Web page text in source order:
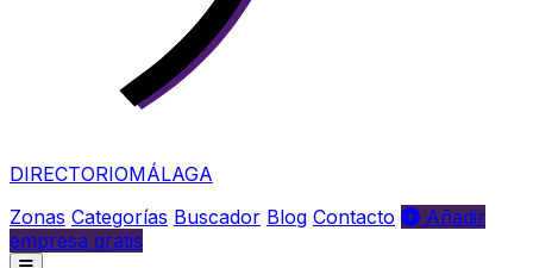
DIRECTORIOMÁLAGA
Zonas Categorías Buscador Blog Contacto
Añadir
empresa gratis